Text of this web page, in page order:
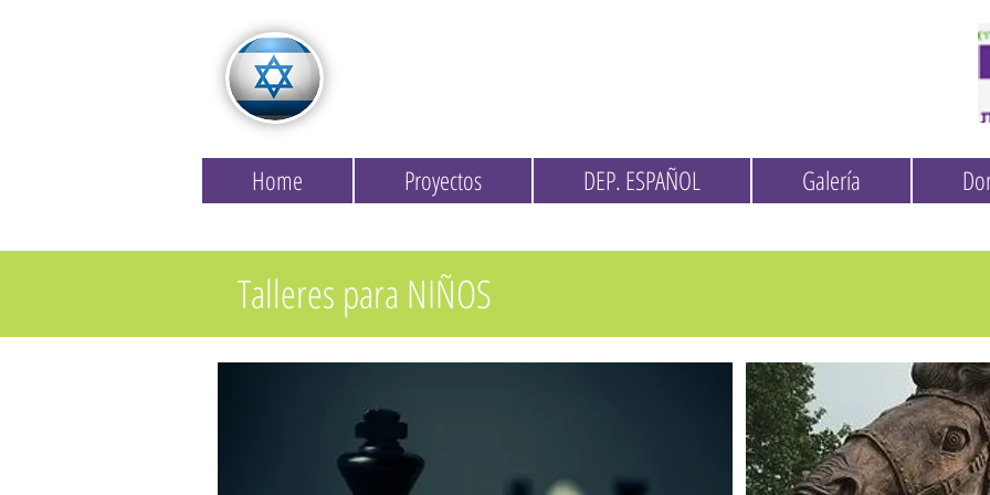
Talleres para NIÑOS
Home Proyectos DEP. ESPAÑOL Galería